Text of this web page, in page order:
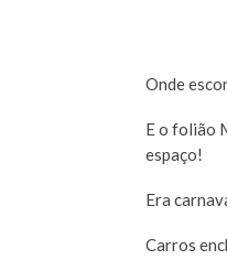
Onde
E o folião
espaço!
Era
Carros